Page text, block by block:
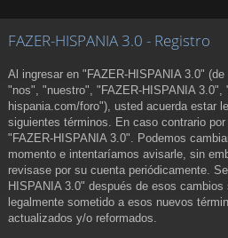
rá
pi
do
s
FAZER-HISPANIA 3.0 - Registro
Al ingresar en "FAZER-HISPANIA 3.0"
"nos", "nuestro", "FAZER-HISPANIA 3.0",
hispania.com/foro"), usted acuerda estar
siguientes términos. En caso contrario
"FAZER-HISPANIA 3.0". Podemos
momento e intentaríamos avisarle, sin
revisase por su cuenta periódicamente.
HISPANIA 3.0" después de esos
legalmente sometido a esos nuevos
actualizados y/o reformados.